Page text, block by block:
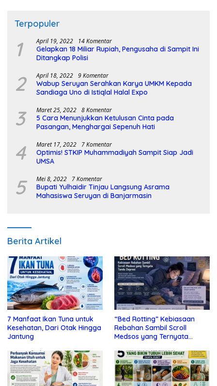
Terpopuler
1 April 19, 2022 14 Komentar
Gelapkan 18 Miliar Rupiah, Pengusaha di Sampit Ini
Ditangkap Polisi
2 April 18, 2022 9 Komentar
Wabup Seruyan Serahkan Karya UMKM Kepada
Sandiaga Uno di Istiqlal Halal Expo
3 Maret 25, 2022 8 Komentar
5 Cara Menunjukkan Ketulusan Cinta pada
Pasangan, Menghargai Sepenuh Hati
4 Maret 17, 2022 7 Komentar
Optimis! STKIP Muhammadiyah Sampit Siap Jadi
UMSA
5 Mei 8, 2022 7 Komentar
Bupati Yulhaidir Tinjau Langsung Asrama
Mahasiswa Seruyan di Banjarmasin
Berita Artikel
7 Manfaat Ikan Tuna untuk
Kesehatan, Dari Otak Hingga
Jantung
“Bed Rotting” Kebiasaan
Rebahan Sambil Scroll
Medsos yang Ternyata